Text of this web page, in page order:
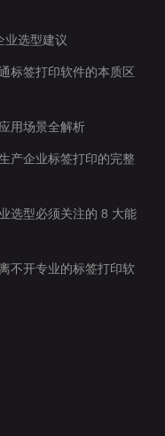
业选型建议
标签打印软件的本质区
用场景全解析
产企业标签打印的完整
选型必须关注的 8 大能
不开专业的标签打印软